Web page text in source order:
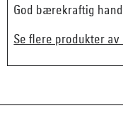
God bærekraftig
Se flere produkter